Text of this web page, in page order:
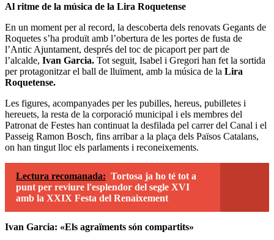
Al ritme de la música de la Lira Roquetense
En un moment per al record, la descoberta dels renovats Gegants de
Roquetes s’ha produït amb l’obertura de les portes de fusta de
l’Antic Ajuntament, després del toc de picaport per part de
l’alcalde, Ivan Garcia. Tot seguit, Isabel i Gregori han fet la sortida
per protagonitzar el ball de lluïment, amb la música de la Lira
Roquetense.
Les figures, acompanyades per les pubilles, hereus, pubilletes i
hereuets, la resta de la corporació municipal i els membres del
Patronat de Festes han continuat la desfilada pel carrer del Canal i el
Passeig Ramon Bosch, fins arribar a la plaça dels Països Catalans,
on han tingut lloc els parlaments i reconeixements.
Lectura recomanada: Tortosa ja ho té tot a
punt per reviure l'esplendor del segle XVI
amb la XXIX Festa del Renaixement
Ivan Garcia: «Els agraïments són compartits»